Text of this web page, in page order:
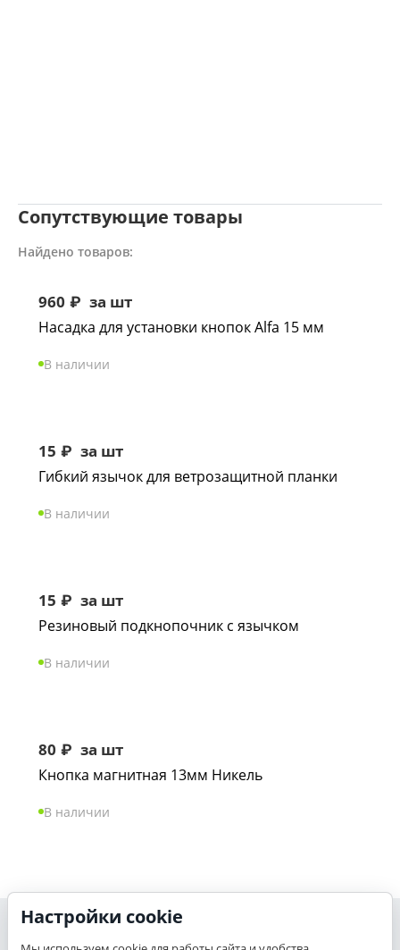
Сопутствующие товары
Найдено товаров:
960 ₽ за шт
Насадка для установки кнопок Alfa 15 мм
В наличии
15 ₽ за шт
Гибкий язычок для ветрозащитной планки
В наличии
15 ₽ за шт
Резиновый подкнопочник с язычком
В наличии
80 ₽ за шт
Кнопка магнитная 13мм Никель
В наличии
Моя учетная запись
Настройки cookie